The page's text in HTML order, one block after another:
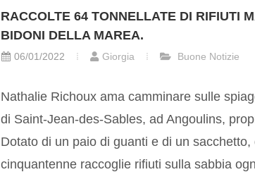
RACCOLTE 64 TONNELLATE DI RIFIUTI
BIDONI DELLA MAREA.
06/01/2022 Giorgia Buone Notizie
Nathalie Richoux ama camminare sulle
di Saint-Jean-des-Sables, ad Angoulins,
Dotato di un paio di guanti e di un
cinquantenne raccoglie rifiuti sulla sabbia